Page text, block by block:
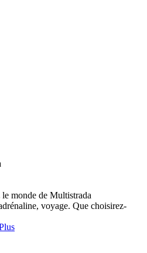
monde de Multistrada
voyage. Que choisirez-